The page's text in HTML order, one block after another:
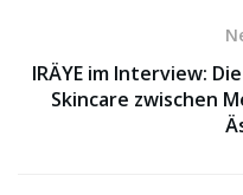
IRÄYE im Interview:
Skincare zwischen